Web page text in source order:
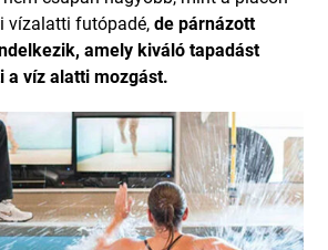
vízalatti futópadé,de párnázott
amely kiváló tapadást
a víz alatti mozgást.